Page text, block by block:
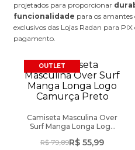
projetados para proporcionar
funcionalidade para os amantes
exclusivos das Lojas Radan para PIX
pagamento.
OUTLET
Camiseta Masculina Over
Surf Manga Longa Logo
R$ 79,89R$ 55,99